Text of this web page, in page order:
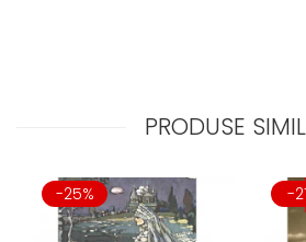
PRODUSE
-25% -